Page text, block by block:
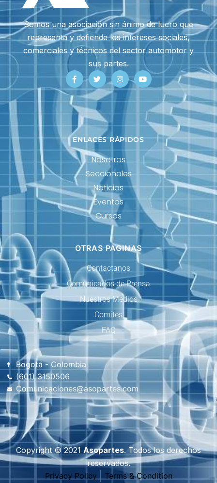
Somos una asociación sin ánimo de lucro que
representa y defiende los intereses sociales,
comerciales y técnicos del sector automotor y
sus partes.
ENLACES RÁPIDOS
Nosotros
Seccionales
Noticias
Eventos
Cursos
OTRAS PAGINAS
Contactanos
Comunicados de Prensa
Nuestros Medios
Comites
FAQ
Bogotá - Colombia
(601) 3150506
Comunicaciones@asopartes.com
Copyright © 2021 Asopartes. Todos los derechos
reservados.
Privacy Policy
Terms & Condition